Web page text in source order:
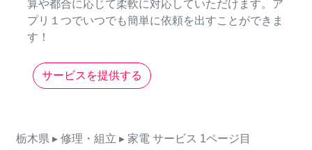
算や都合に応じて柔軟に対応していただけます。ア
プリ１つでいつでも簡単に依頼を出すことができま
す！
サービスを提供する
栃木県 ▸ 修理・組立 ▸ 家電 サービス 1ページ目